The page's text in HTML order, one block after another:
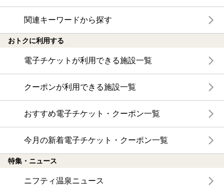
関連キーワードから探す
おトクに利用する
電子チケットが利用できる施設一覧
クーポンが利用できる施設一覧
おすすめ電子チケット・クーポン一覧
今月の新着電子チケット・クーポン一覧
特集・ニュース
ニフティ温泉ニュース